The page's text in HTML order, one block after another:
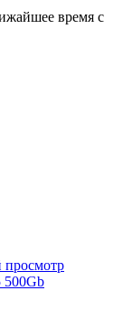
время с
500Gb